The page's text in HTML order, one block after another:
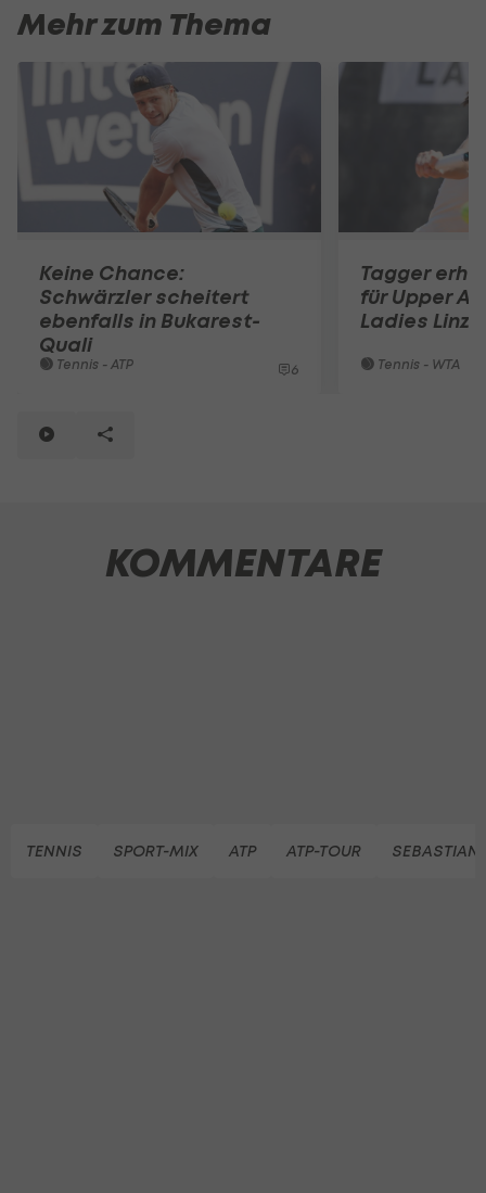
Mehr zum Thema
Keine Chance:
Schwärzler scheitert
ebenfalls in Bukarest-
Quali
Tennis - ATP 6
Tagger
für Upper
Ladies Linz
Tennis - WTA
KOMMENTARE
TENNIS SPORT-MIX ATP ATP-TOUR SEBASTIAN